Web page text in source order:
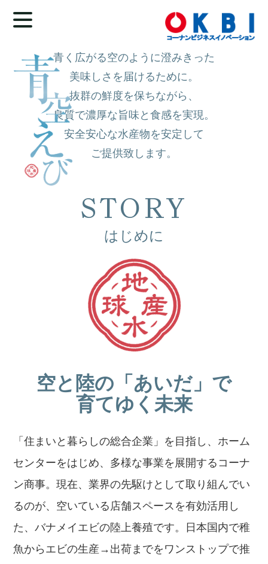
青く広がる空のように澄みきった
美味しさを届けるために。
抜群の鮮度を保ちながら、
良質で濃厚な旨味と食感を実現。
安全安心な水産物を安定して
ご提供致します。
STORY
はじめに
空と陸の「あいだ」で
育てゆく未来
「住まいと暮らしの総合企業」を目指し、ホーム
センターをはじめ、多様な事業を展開するコーナ
ン商事。現在、業界の先駆けとして取り組んでい
るのが、空いている店舗スペースを有効活用し
た、バナメイエビの陸上養殖です。日本国内で稚
魚からエビの生産→出荷までをワンストップで推